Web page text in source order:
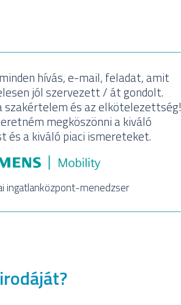
hívás, e-mail, feladat, amit
jól szervezett / át gondolt.
szakértelem és az elkötelezettség!
megköszönni a kiváló
és a kiváló piaci ismereteket.
ingatlanközpont-menedzser